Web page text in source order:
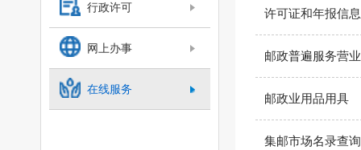
行政许可
网上办事
在线服务
许可证和年报信
邮政普遍服务营
邮政业用品用具
集邮市场名录查询